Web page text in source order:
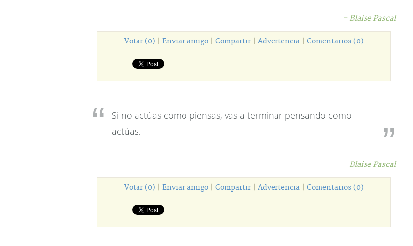
- Blaise Pascal
Votar (0) Enviar amigo Compartir Advertencia Comentarios (0)
Si no actúas como piensas, vas a terminar pensando como
actúas.
- Blaise Pascal
Votar (0) Enviar amigo Compartir Advertencia Comentarios (0)